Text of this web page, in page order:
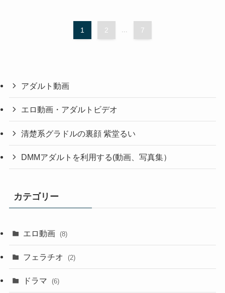
1 2 7
アダルト動画
エロ動画・アダルトビデオ
清楚系グラドルの裏顔 紫堂るい
DMMアダルトを利用する(動画、写真集）
カテゴリー
エロ動画 (8)
フェラチオ (2)
ドラマ (6)